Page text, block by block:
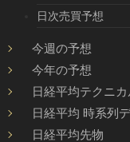
日次売買予想
今週の予想
今年の予想
日経平均テクニカ
日経平均 時系列
日経平均先物